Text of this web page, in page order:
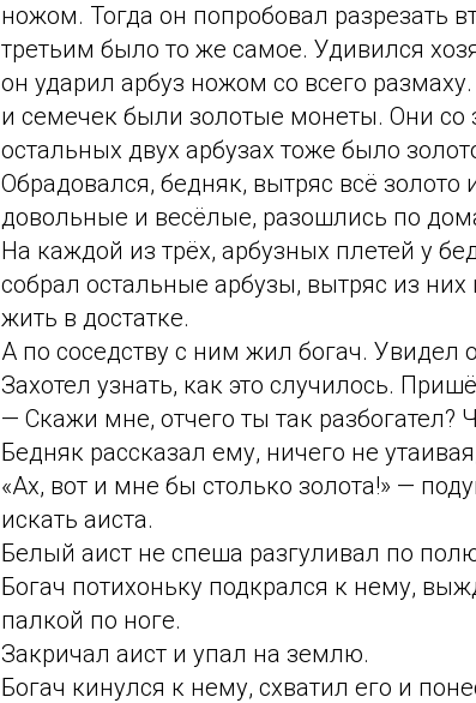
ножом. Тогда он попробовал разрезать
третьим было то же самое. Удивился
он ударил арбуз ножом со всего
и семечек были золотые монеты. Они
остальных двух арбузах тоже было
Обрадовался, бедняк, вытряс всё золото
довольные и весёлые, разошлись по
На каждой из трёх, арбузных плетей у
собрал остальные арбузы, вытряс из них
жить в достатке.
А по соседству с ним жил богач. Увидел
Захотел узнать, как это случилось.
— Скажи мне, отчего ты так разбогател?
Бедняк рассказал ему, ничего не
«Ах, вот и мне бы столько золота!» —
искать аиста.
Белый аист не спеша разгуливал по
Богач потихоньку подкрался к нему,
палкой по ноге.
Закричал аист и упал на землю.
Богач кинулся к нему, схватил его и